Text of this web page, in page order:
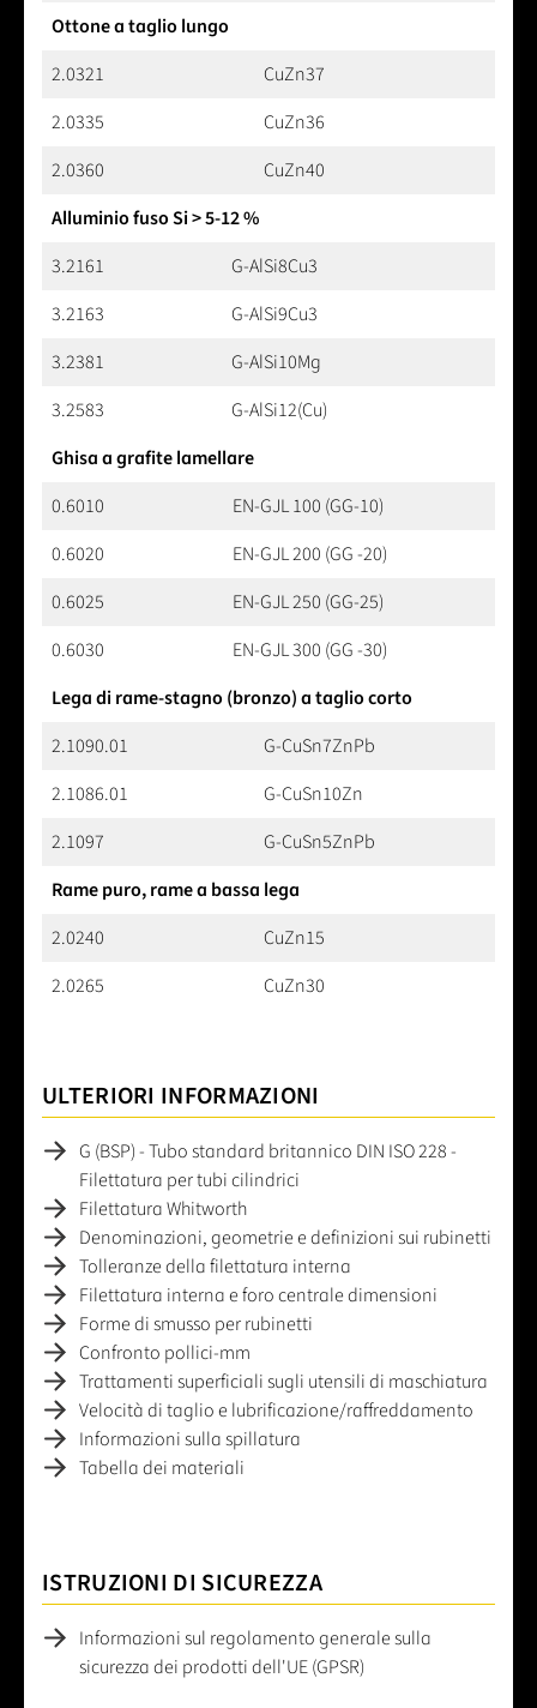
Ottone a taglio lungo
2.0321
CuZn37
2.0335
CuZn36
2.0360
CuZn40
Alluminio fuso Si > 5-12 %
3.2161
G-AlSi8Cu3
3.2163
G-AlSi9Cu3
3.2381
G-AlSi10Mg
3.2583
G-AlSi12(Cu)
Ghisa a grafite lamellare
0.6010
EN-GJL 100 (GG-10)
0.6020
EN-GJL 200 (GG -20)
0.6025
EN-GJL 250 (GG-25)
0.6030
EN-GJL 300 (GG -30)
Lega di rame-stagno (bronzo) a taglio corto
2.1090.01
G-CuSn7ZnPb
2.1086.01
G-CuSn10Zn
2.1097
G-CuSn5ZnPb
Rame puro, rame a bassa lega
2.0240
CuZn15
2.0265
CuZn30
ULTERIORI INFORMAZIONI
G (BSP) - Tubo standard britannico DIN ISO 228 -
Filettatura per tubi cilindrici
Filettatura Whitworth
Denominazioni, geometrie e definizioni sui rubinetti
Tolleranze della filettatura interna
Filettatura interna e foro centrale dimensioni
Forme di smusso per rubinetti
Confronto pollici-mm
Trattamenti superficiali sugli utensili di maschiatura
Velocità di taglio e lubrificazione/raffreddamento
Informazioni sulla spillatura
Tabella dei materiali
ISTRUZIONI DI SICUREZZA
Informazioni sul regolamento generale sulla
sicurezza dei prodotti dell'UE (GPSR)